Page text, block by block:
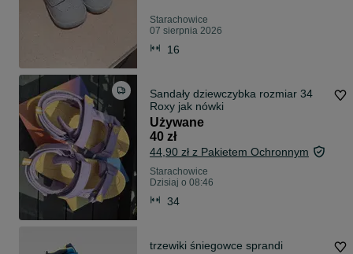
Starachowice
07 sierpnia 2026
16
Sandały dziewczybka rozmiar 34
Roxy jak nówki
Używane
40 zł
44,90 zł z Pakietem Ochronnym
Starachowice
Dzisiaj o 08:46
34
trzewiki śniegowce sprandi